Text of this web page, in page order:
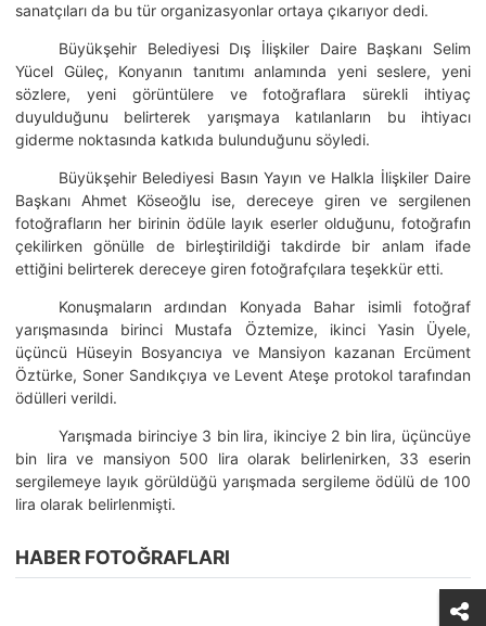
sanatçıları da bu tür organizasyonlar ortaya çıkarıyor dedi.
Büyükşehir Belediyesi Dış İlişkiler Daire Başkanı Selim
Yücel Güleç, Konyanın tanıtımı anlamında yeni seslere, yeni
sözlere, yeni görüntülere ve fotoğraflara sürekli ihtiyaç
duyulduğunu belirterek yarışmaya katılanların bu ihtiyacı
giderme noktasında katkıda bulunduğunu söyledi.
Büyükşehir Belediyesi Basın Yayın ve Halkla İlişkiler Daire
Başkanı Ahmet Köseoğlu ise, dereceye giren ve sergilenen
fotoğrafların her birinin ödüle layık eserler olduğunu, fotoğrafın
çekilirken gönülle de birleştirildiği takdirde bir anlam ifade
ettiğini belirterek dereceye giren fotoğrafçılara teşekkür etti.
Konuşmaların ardından Konyada Bahar isimli fotoğraf
yarışmasında birinci Mustafa Öztemize, ikinci Yasin Üyele,
üçüncü Hüseyin Bosyancıya ve Mansiyon kazanan Ercüment
Öztürke, Soner Sandıkçıya ve Levent Ateşe protokol tarafından
ödülleri verildi.
Yarışmada birinciye 3 bin lira, ikinciye 2 bin lira, üçüncüye
bin lira ve mansiyon 500 lira olarak belirlenirken, 33 eserin
sergilemeye layık görüldüğü yarışmada sergileme ödülü de 100
lira olarak belirlenmişti.
HABER FOTOĞRAFLARI